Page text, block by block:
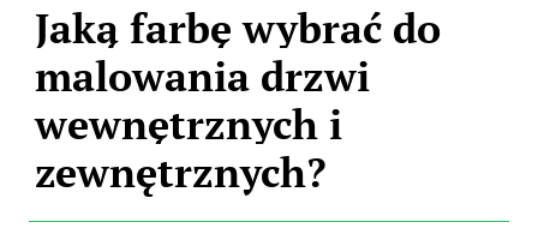
Jaką farbę wybrać do
malowania drzwi
wewnętrznych i
zewnętrznych?